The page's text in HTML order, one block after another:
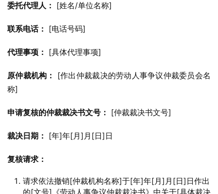
委托代理人： [姓名/单位名称]
联系电话： [电话号码]
代理事项： [具体代理事项]
原仲裁机构：
[作出仲裁裁决的劳动人事争议仲裁委员会名
称]
申请复核的仲裁裁决书文号： [仲裁裁决书文号]
裁决日期： [年]年[月]月[日]日
复核请求：
请求依法撤销[仲裁机构名称]于[年]年[月]月[日]日作出
的[文号]《劳动人事争议仲裁裁决书》中关于[具体裁决